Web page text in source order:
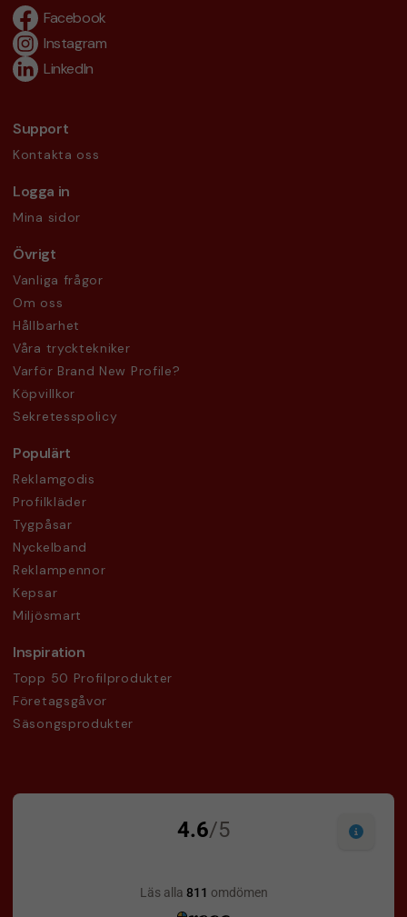
Facebook
Instagram
LinkedIn
Support
Kontakta oss
Logga in
Mina sidor
Övrigt
Vanliga frågor
Om oss
Hållbarhet
Våra trycktekniker
Varför Brand New Profile?
Köpvillkor
Sekretesspolicy
Populärt
Reklamgodis
Profilkläder
Tygpåsar
Nyckelband
Reklampennor
Kepsar
Miljösmart
Inspiration
Topp 50 Profilprodukter
Företagsgåvor
Säsongsprodukter